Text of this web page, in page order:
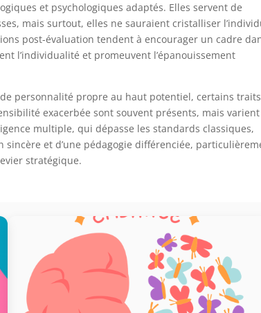
et psychologiques adaptés. Elles servent de
mais surtout, elles ne sauraient cristalliser
post-évaluation tendent à encourager un cadre
l’individualité et promeuvent l’épanouissement
personnalité propre au haut potentiel, certains
exacerbée sont souvent présents, mais varient
multiple, qui dépasse les standards classiques,
et d’une pédagogie différenciée,
stratégique.